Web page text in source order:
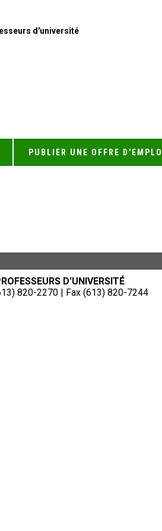
d'université
PUBLIER UNE OFFRE D'EMPLOI
D'UNIVERSITÉ
820-2270 | Fax (613) 820-7244